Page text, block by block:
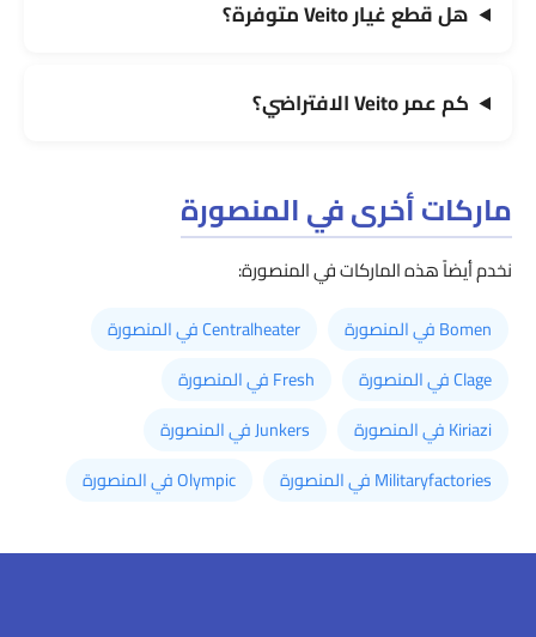
هل قطع غيار Veito متوفرة؟
كم عمر Veito الافتراضي؟
ماركات أخرى في المنصورة
نخدم أيضاً هذه الماركات في المنصورة:
Bomen في المنصورة
Centralheater في المنصورة
Clage في المنصورة
Fresh في المنصورة
Kiriazi في المنصورة
Junkers في المنصورة
Militaryfactories في المنصورة
Olympic في المنصورة